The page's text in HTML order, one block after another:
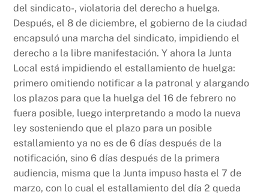
del sindicato-, violatoria del derecho a huelga.
Después, el 8 de diciembre, el gobierno de la ciudad
encapsuló una marcha del sindicato, impidiendo el
derecho a la libre manifestación. Y ahora la Junta
Local está impidiendo el estallamiento de huelga:
primero omitiendo notificar a la patronal y alargando
los plazos para que la huelga del 16 de febrero no
fuera posible, luego interpretando a modo la nueva
ley sosteniendo que el plazo para un posible
estallamiento ya no es de 6 días después de la
notificación, sino 6 días después de la primera
audiencia, misma que la Junta impuso hasta el 7 de
marzo, con lo cual el estallamiento del día 2 queda